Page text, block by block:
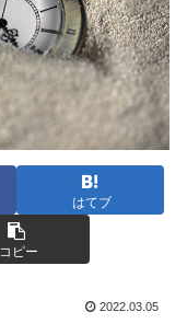
はてブ
コピー
2022.03.05